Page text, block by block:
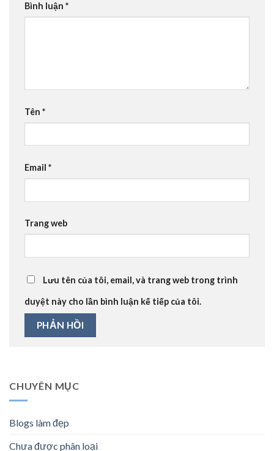
Bình luận *
Tên *
Email *
Trang web
Lưu tên của tôi, email, và trang web trong trình
duyệt này cho lần bình luận kế tiếp của tôi.
CHUYÊN MỤC
Blogs làm đẹp
Chưa được phân loại